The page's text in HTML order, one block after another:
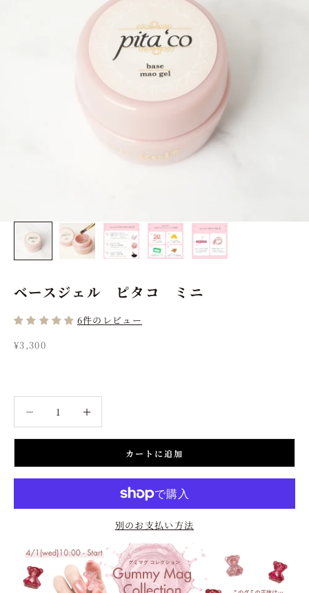
ベースジェル ピタコ ミニ
6件のレビュー
セール価格
¥3,300
カートに追加
別のお支払い方法